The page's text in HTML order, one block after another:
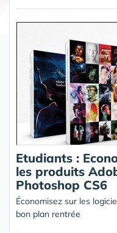
Etudiants :
les produits
Photoshop CS6
Économisez sur les
bon plan rentrée